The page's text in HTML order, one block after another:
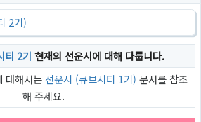
2기)
티 2기 현재의 선운시에 대해 다룹니다.
대해서는 선운시 (큐브시티 1기) 문서를 참조
해 주세요.